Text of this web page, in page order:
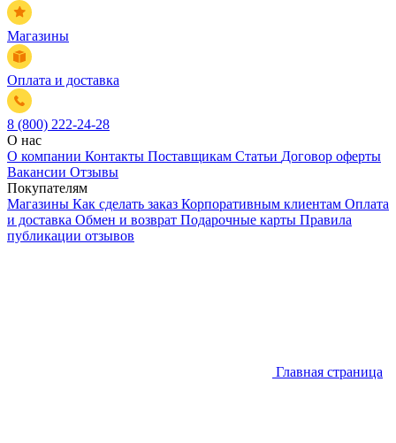
Магазины
Оплата и доставка
8 (800) 222-24-28
О нас
О компании Контакты Поставщикам Статьи Договор оферты
Вакансии Отзывы
Покупателям
Магазины Как сделать заказ Корпоративным клиентам Оплата
и доставка Обмен и возврат Подарочные карты Правила
публикации отзывов
Главная страница